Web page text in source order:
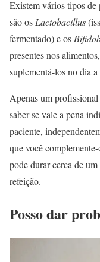
Existem vários tipos de
são osLactobacillus
fermentado) e os
presentes nos
suplementá-los no dia a
Apenas um profissional
saber se vale a pena
paciente,
que você
pode durar cerca de
refeição.
Posso dar